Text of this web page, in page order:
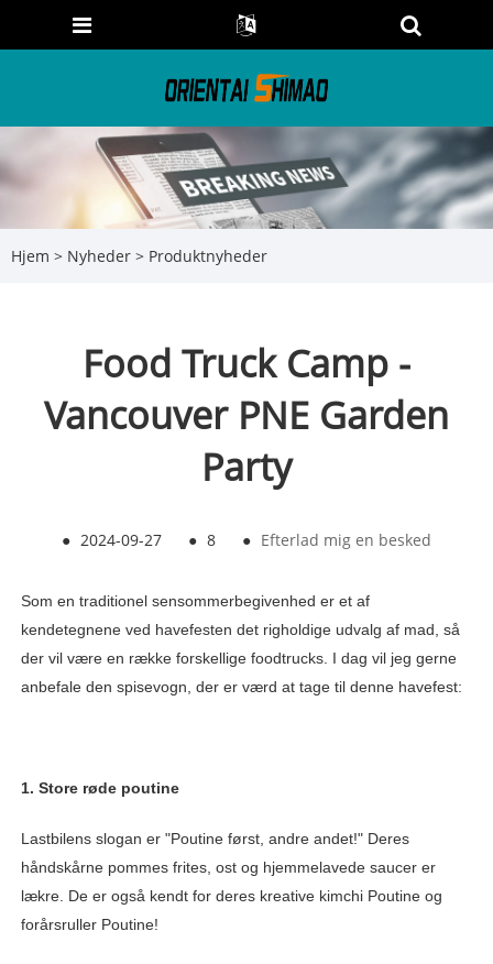
Hjem > Nyheder > Produktnyheder
Food Truck Camp -
Vancouver PNE Garden
Party
● 2024-09-27 ● 8 ● Efterlad mig en besked
Som en traditionel sensommerbegivenhed er et af
kendetegnene ved havefesten det righoldige udvalg af mad, så
der vil være en række forskellige foodtrucks. I dag vil jeg gerne
anbefale den spisevogn, der er værd at tage til denne havefest:
1. Store røde poutine
Lastbilens slogan er "Poutine først, andre andet!" Deres
håndskårne pommes frites, ost og hjemmelavede saucer er
lækre. De er også kendt for deres kreative kimchi Poutine og
forårsruller Poutine!